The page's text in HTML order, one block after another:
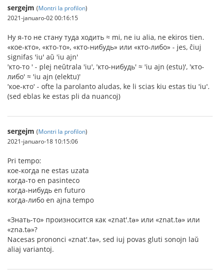
sergejm (Montri la profilon)
2021-januaro-02 00:16:15
Ну я-то не стану туда ходить ≈ mi, ne iu alia, ne ekiros tien.
«кое-кто», «кто-то», «кто-нибудь» или «кто-либо» - jes, ĉiuj
signifas 'iu' aŭ 'iu ajn'
'кто-то ' - plej neŭtrala 'iu', 'кто-нибудь' ≈ 'iu ajn (estu)', 'кто-
либо' ≈ 'iu ajn (elektu)'
'кое-кто' - ofte la parolanto aludas, ke li scias kiu estas tiu 'iu'.
(sed eblas ke estas pli da nuancoj)
sergejm (Montri la profilon)
2021-januaro-18 10:15:06
Pri tempo:
кое-когда ne estas uzata
когда-то en pasinteco
когда-нибудь en futuro
когда-либо en ajna tempo
«Знать-то» произносится как «znat'.tə» или «znat.tə» или
«zna.tə»?
Nacesas prononci «znat'.tə», sed iuj povas gluti sonojn laŭ
aliaj variantoj.